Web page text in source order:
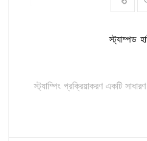
স্ট্যাম্পড
স্ট্যাম্পিং প্রক্রিয়াকরণ একটি